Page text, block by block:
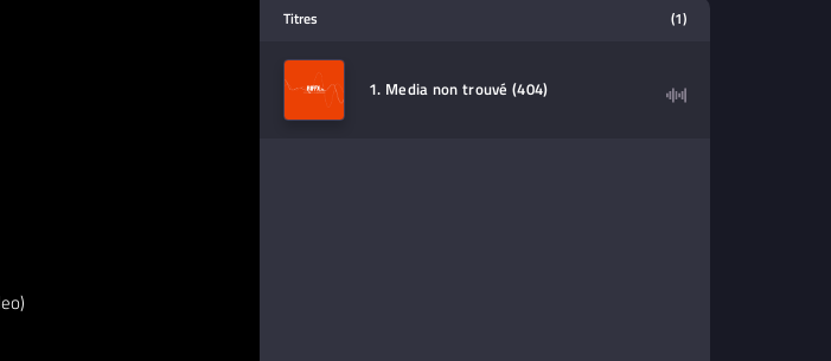
Titres (1)
1. Media non trouvé (404)